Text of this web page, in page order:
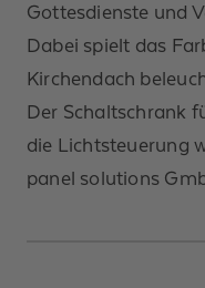
Gottesdienste und
Dabei spielt das
Kirchendach
Der Schaltschrank
die Lichtsteuerung
panel solutions